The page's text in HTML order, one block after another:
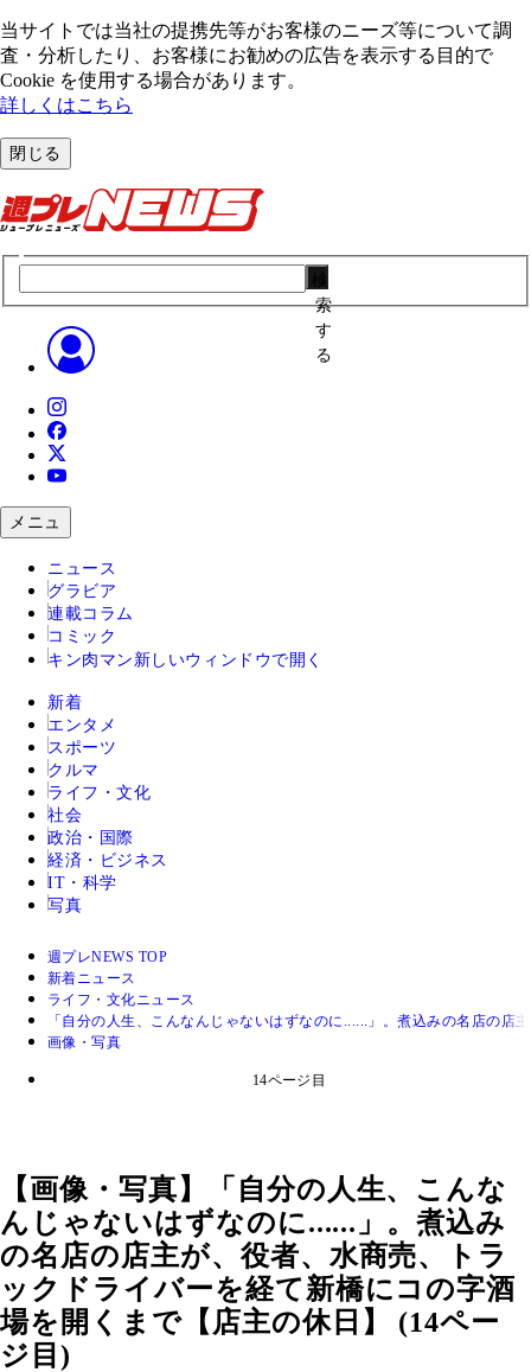
当サイトでは当社の提携先等がお客様のニーズ等について調
査・分析したり、お客様にお勧めの広告を表⽰する⽬的で
Cookie を使⽤する場合があります。
詳しくはこちら
閉じる
索
す
る
メニュ
ニュース
グラビア
連載コラム
コミック
キン肉マン 新しいウィンドウで開く
新着
エンタメ
スポーツ
クルマ
ライフ・文化
社会
政治・国際
経済・ビジネス
IT・科学
写真
週プレNEWS TOP
新着ニュース
ライフ・文化ニュース
「自分の人生、こんなんじゃないはずなのに......」。煮込みの名店の
画像・写真
14ページ目
【画像・写真】「自分の人生、こんな
んじゃないはずなのに......」。煮込み
の名店の店主が、役者、水商売、トラ
ックドライバーを経て新橋にコの字酒
場を開くまで【店主の休日】 (14ペー
ジ目)